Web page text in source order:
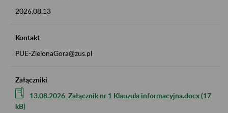
2026.08.13
Kontakt
PUE-ZielonaGora@zus.pl
Załączniki
13.08.2026_Załącznik nr 1 Klauzula informacyjna.docx (17
kB)